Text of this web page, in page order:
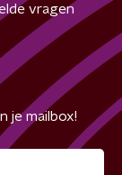
vragen
je mailbox!